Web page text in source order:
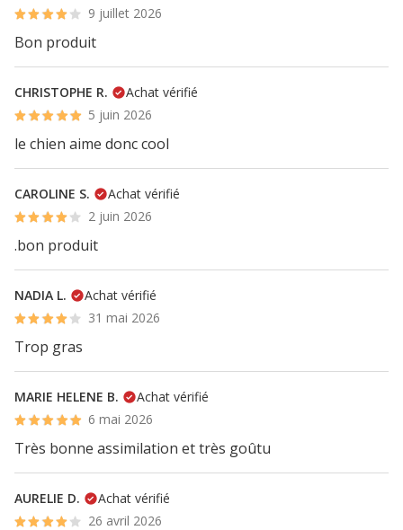
9 juillet 2026
Bon produit
CHRISTOPHE R.
Achat vérifié
5 juin 2026
le chien aime donc cool
CAROLINE S.
Achat vérifié
2 juin 2026
.bon produit
NADIA L.
Achat vérifié
31 mai 2026
Trop gras
MARIE HELENE B.
Achat vérifié
6 mai 2026
Très bonne assimilation et très goûtu
AURELIE D.
Achat vérifié
26 avril 2026